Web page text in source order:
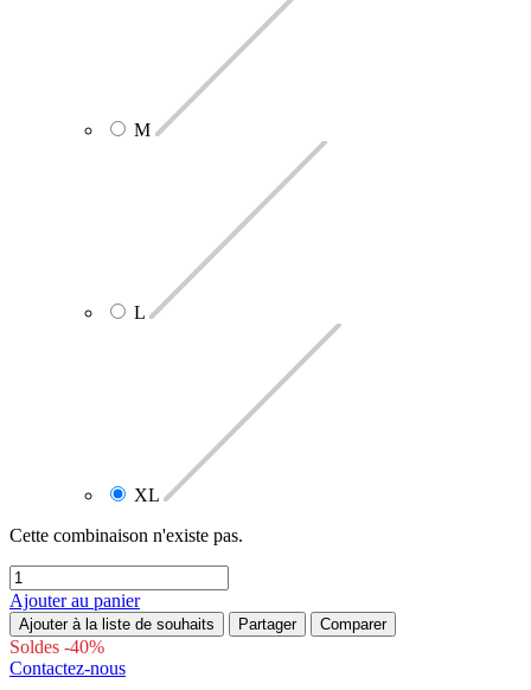
M
L
XL
Cette combinaison n'existe pas.
Ajouter au panier
Ajouter à la liste de souhaits Partager Comparer
Soldes -40%
Contactez-nous